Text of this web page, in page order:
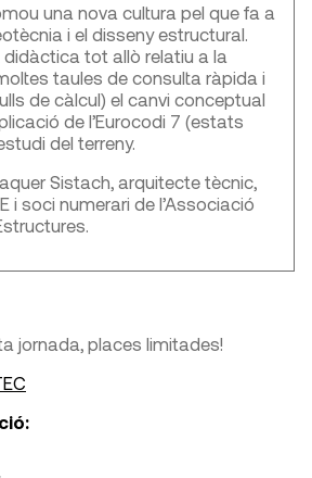
una nova cultura pel que fa a
i el disseny estructural.
tot allò relatiu a la
taules de consulta ràpida i
de càlcul) el canvi conceptual
de l’Eurocodi 7 (estats
del terreny.
Sistach, arquitecte tècnic,
i soci numerari de l’Associació
jornada, places limitades!